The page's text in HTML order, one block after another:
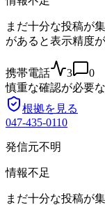
まだ十分な投稿が
があると表示精度
携帯電話 3
0
慎重な確認が必要
根拠を見る
047-435-0110
発信元不明
情報不足
まだ十分な投稿が